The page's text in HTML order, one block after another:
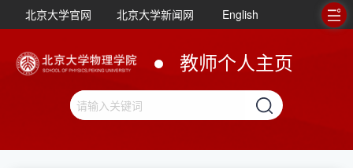
北京大学官网 北京大学新闻网 English
教师个人主页